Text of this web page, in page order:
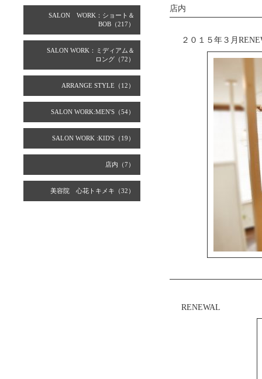
SALON WORK：ショート＆
BOB（217）
SALON WORK：ミディアム＆
ロング（72）
ARRANGE STYLE（12）
SALON WORK:MEN'S（54）
SALON WORK :KID'S（19）
店内（7）
美容院 心花トキメキ（32）
店内
２０１５年３月
RENEWAL